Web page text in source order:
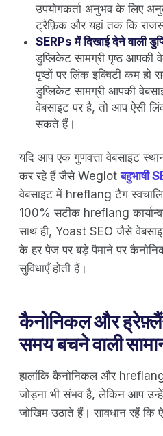
उपयोगकर्ता अनुभव के लिए
ट्रैफ़िक और यहां तक कि
SERPs में दिखाई देने वाली
डुप्लिकेट सामग्री पृष्ठ आपकी
पृष्ठों पर लिंक इक्विटी कम
डुप्लिकेट सामग्री आपकी
वेबसाइट पर है, तो आप ऐसी
सकते हैं।
यदि आप एक गुणवत्ता वेबसाइट
कर रहे हैं जैसे Weglotबहुभाषी
वेबसाइट में hreflang टैग
100% सटीक hreflang
साथ ही, Yoast SEO जैसे
के हर पेज पर बड़े पैमाने पर
सुविधाएँ होती हैं।
कैनोनिकल और
समय बचने वाली
हालांकि कैनोनिकल और
जोड़ना भी संभव है, लेकिन आप
जोखिम उठाते हैं। सावधान रहें कि